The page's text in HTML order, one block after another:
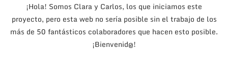
¡Hola! Somos Clara y Carlos, los que iniciamos este
proyecto, pero esta web no sería posible sin el trabajo de los
más de 50 fantásticos colaboradores que hacen esto posible.
¡Bienvenid@!